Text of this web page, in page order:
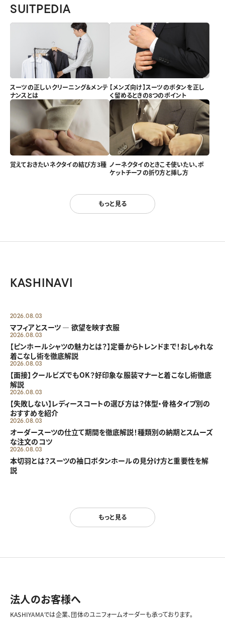
SUITPEDIA
スーツの正しいクリーニング＆メンテ
ナンスとは
【メンズ向け】スーツのボタンを正し
く留めるときの8つのポイント
覚えておきたいネクタイの結び方3種 ノーネクタイのときこそ使いたい、ポ
ケットチーフの折り方と挿し方
もっと見る
KASHINAVI
2026.08.03
マフィアとスーツ ― 欲望を映す衣服
2026.08.03
【ピンホールシャツの魅力とは？】定番からトレンドまで！おしゃれな
着こなし術を徹底解説
2026.08.03
【面接】クールビズでもOK？好印象な服装マナーと着こなし術徹底
解説
2026.08.03
【失敗しない】レディースコートの選び方は？体型・骨格タイプ別の
おすすめを紹介
2026.08.03
オーダースーツの仕立て期間を徹底解説！種類別の納期とスムーズ
な注文のコツ
2026.08.03
本切羽とは？スーツの袖口ボタンホールの見分け方と重要性を解
説
もっと見る
法人のお客様へ
KASHIYAMAでは企業、団体のユニフォームオーダーも承っております。